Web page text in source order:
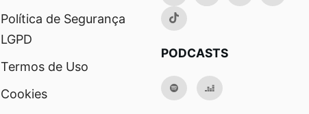
Política de Segurança
LGPD
Termos de Uso
Cookies
PODCASTS